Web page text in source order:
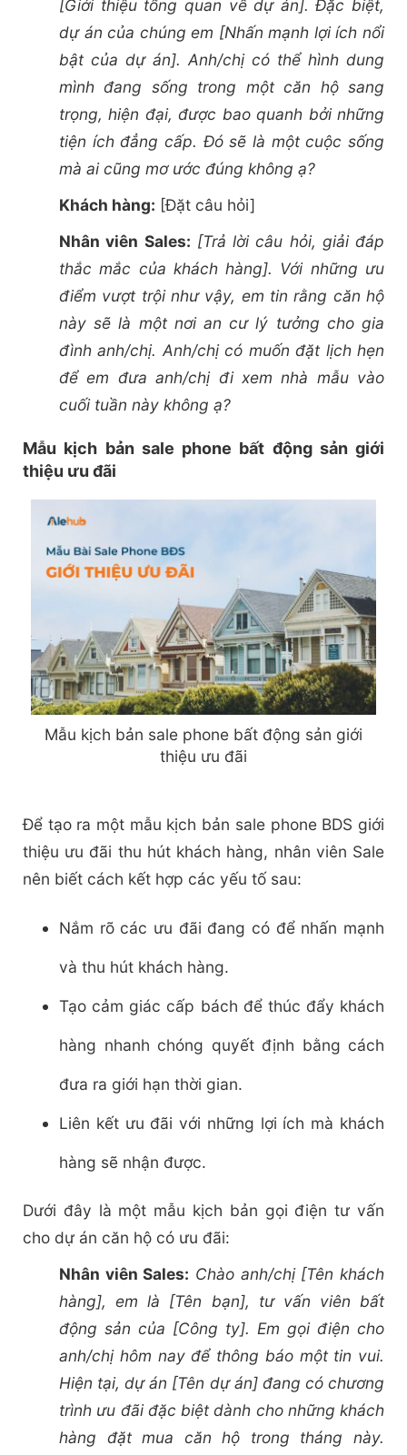
[Giới thiệu tổng quan về dự án]. Đặc biệt,
dự án của chúng em [Nhấn mạnh lợi ích nổi
bật của dự án]. Anh/chị có thể hình dung
mình đang sống trong một căn hộ sang
trọng, hiện đại, được bao quanh bởi những
tiện ích đẳng cấp. Đó sẽ là một cuộc sống
mà ai cũng mơ ước đúng không ạ?
Khách hàng: [Đặt câu hỏi]
Nhân viên Sales: [Trả lời câu hỏi, giải đáp
thắc mắc của khách hàng]. Với những ưu
điểm vượt trội như vậy, em tin rằng căn hộ
này sẽ là một nơi an cư lý tưởng cho gia
đình anh/chị. Anh/chị có muốn đặt lịch hẹn
để em đưa anh/chị đi xem nhà mẫu vào
cuối tuần này không ạ?
Mẫu kịch bản sale phone bất động sản giới
thiệu ưu đãi
Mẫu kịch bản sale phone bất động sản giới
thiệu ưu đãi
Để tạo ra một mẫu kịch bản sale phone BDS giới
thiệu ưu đãi thu hút khách hàng, nhân viên Sale
nên biết cách kết hợp các yếu tố sau:
Nắm rõ các ưu đãi đang có để nhấn mạnh
và thu hút khách hàng.
Tạo cảm giác cấp bách để thúc đẩy khách
hàng nhanh chóng quyết định bằng cách
đưa ra giới hạn thời gian.
Liên kết ưu đãi với những lợi ích mà khách
hàng sẽ nhận được.
Dưới đây là một mẫu kịch bản gọi điện tư vấn
cho dự án căn hộ có ưu đãi:
Nhân viên Sales: Chào anh/chị [Tên khách
hàng], em là [Tên bạn], tư vấn viên bất
động sản của [Công ty]. Em gọi điện cho
anh/chị hôm nay để thông báo một tin vui.
Hiện tại, dự án [Tên dự án] đang có chương
trình ưu đãi đặc biệt dành cho những khách
hàng đặt mua căn hộ trong tháng này.